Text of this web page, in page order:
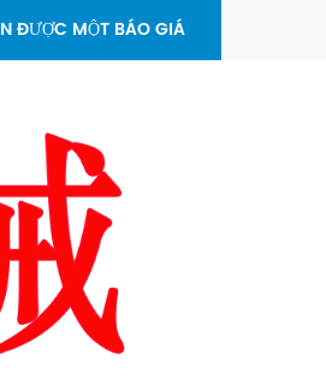
ĐƯỢC MỘT BÁO GIÁ